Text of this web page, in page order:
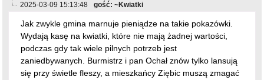
2025-03-09 15:13:48 gość: ~Kwiatki
Jak zwykle gmina marnuje pieniądze na takie pokazówki.
Wydają kasę na kwiatki, które nie mają żadnej wartości,
podczas gdy tak wiele pilnych potrzeb jest
zaniedbywanych. Burmistrz i pan Ochał znów tylko lansują
się przy świetle fleszy, a mieszkańcy Ziębic muszą zmagać